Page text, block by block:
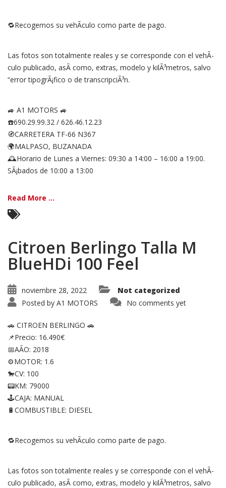
🔁Recogemos su vehÃ­culo como parte de pago.
Las fotos son totalmente reales y se corresponde con el vehÃ­
culo publicado, asÃ­ como, extras, modelo y kilÃ³metros, salvo
“error tipogrÃ¡fico o de transcripciÃ³n.
🚙 A1 MOTORS 🚙
☎️690.29.99.32 / 626.46.12.23
🧭CARRETERA TF-66 N367
🌍MALPASO, BUZANADA
🕰Horario de Lunes a Viernes: 09:30 a 14:00 – 16:00 a 19:00.
SÃ¡bados de 10:00 a 13:00
Read More ...
Citroen Berlingo Talla M
BlueHDi 100 Feel
noviembre 28, 2022
Not categorized
Posted by A1 MOTORS No comments yet
🚗 CITROEN BERLINGO 🚗
📌Precio: 16.490€
📅AÃO: 2018
⚙️MOTOR: 1.6
🐎CV: 100
📟KM: 79000
🕹CAJA: MANUAL
🔋COMBUSTIBLE: DIESEL
🔁Recogemos su vehÃ­culo como parte de pago.
Las fotos son totalmente reales y se corresponde con el vehÃ­
culo publicado, asÃ­ como, extras, modelo y kilÃ³metros, salvo